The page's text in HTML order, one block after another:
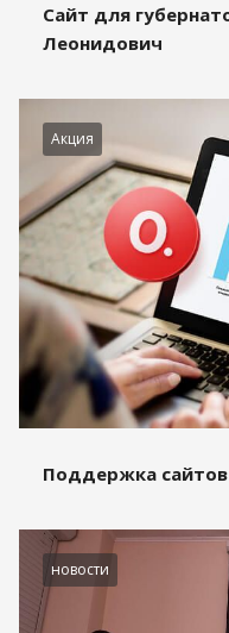
Сайт для
Леонидович
Акция
Поддержка сайтов
новости